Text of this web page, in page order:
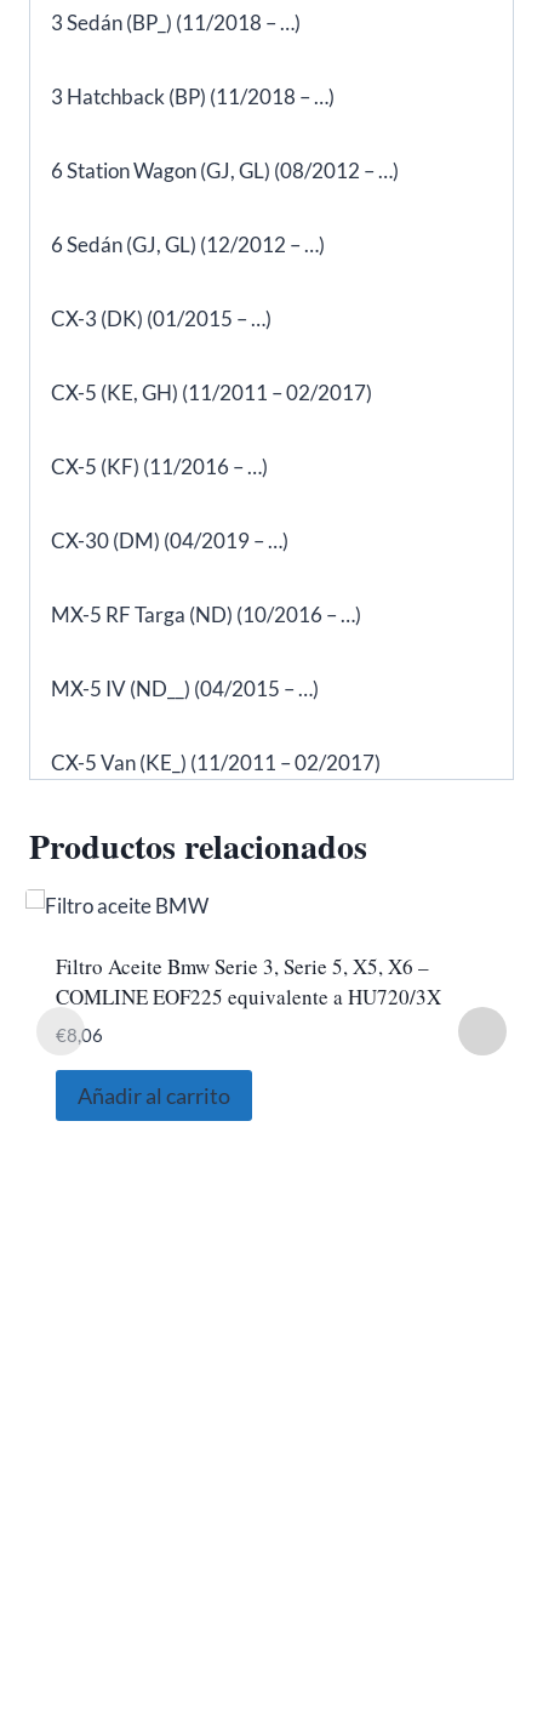
3 Sedán (BP_) (11/2018 – …)
3 Hatchback (BP) (11/2018 – …)
6 Station Wagon (GJ, GL) (08/2012 – …)
6 Sedán (GJ, GL) (12/2012 – …)
CX-3 (DK) (01/2015 – …)
CX-5 (KE, GH) (11/2011 – 02/2017)
CX-5 (KF) (11/2016 – …)
CX-30 (DM) (04/2019 – …)
MX-5 RF Targa (ND) (10/2016 – …)
MX-5 IV (ND__) (04/2015 – …)
CX-5 Van (KE_) (11/2011 – 02/2017)
Productos relacionados
Filtro Aceite Bmw Serie 3, Serie 5, X5, X6 –
COMLINE EOF225 equivalente a HU720/3X
€8,06
Añadir al carrito